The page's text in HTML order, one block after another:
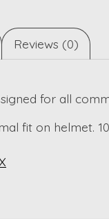
Reviews (0)
for all
fit on helmet.